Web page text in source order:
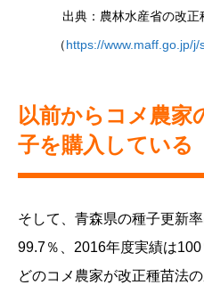
出典：農林水産省の改
（https://www.maff.go.jp/
以前からコメ農家
子を購入している
そして、青森県の種子更新
99.7％、2016年度実績は
どのコメ農家が改正種苗法